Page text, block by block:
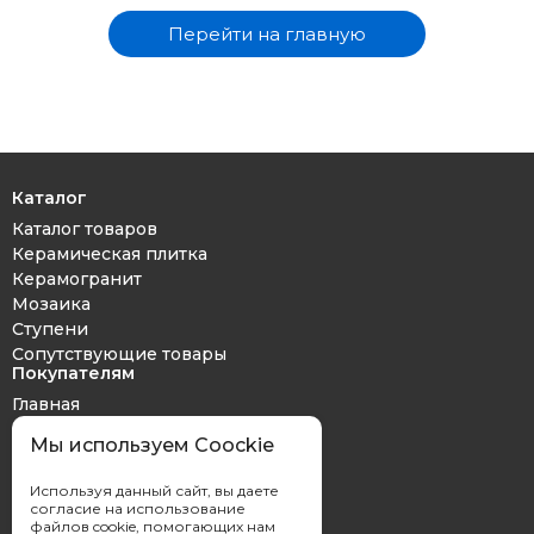
Перейти на главную
Каталог
Каталог товаров
Керамическая плитка
Керамогранит
Мозаика
Ступени
Сопутствующие товары
Покупателям
Главная
Дизайн проект
Оплата и доставка
Контакты
Мы используем Coockie
Используя данный сайт, вы даете
согласие на использование
файлов cookie, помогающих нам